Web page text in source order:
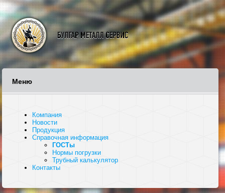
Меню
Компания
Новости
Продукция
Справочная информация
ГОСТы
Нормы погрузки
Трубный калькулятор
Контакты